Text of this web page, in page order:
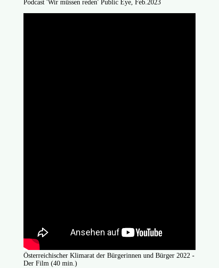
Podcast 'Wir müssen reden' Public Eye, Feb.2023
Österreichischer Klimarat der Bürgerinnen und Bürger 2022 -
Der Film (40 min.)